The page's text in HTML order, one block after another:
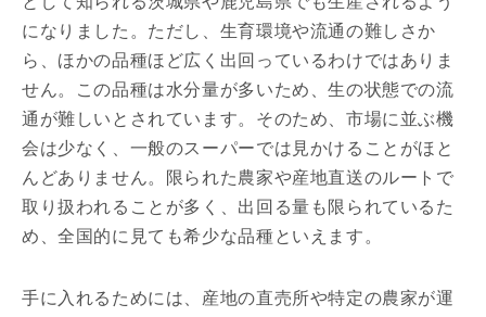
になりました。ただし、生育環境や流通の難しさか
ら、ほかの品種ほど広く出回っているわけではありま
せん。この品種は水分量が多いため、生の状態での流
通が難しいとされています。そのため、市場に並ぶ機
会は少なく、一般のスーパーでは見かけることがほと
んどありません。限られた農家や産地直送のルートで
取り扱われることが多く、出回る量も限られているた
め、全国的に見ても希少な品種といえます。
手に入れるためには、産地の直売所や特定の農家が運